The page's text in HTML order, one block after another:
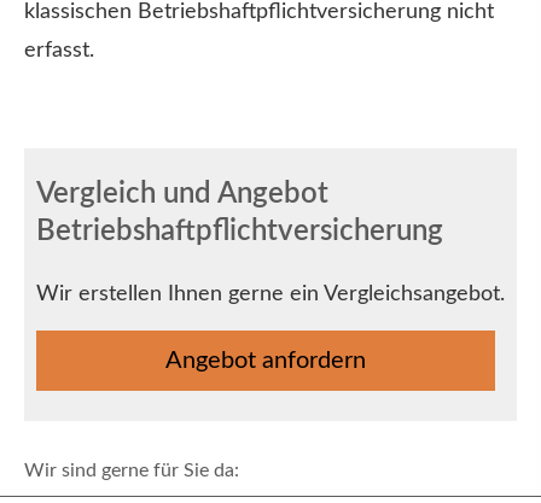
klassischen Betriebshaftpflichtversicherung nicht
erfasst.
Vergleich und Angebot
Betriebshaftpflichtversicherung
Wir erstellen Ihnen gerne ein Vergleichsangebot.
An­ge­bot an­for­dern
Wir sind gerne für Sie da: